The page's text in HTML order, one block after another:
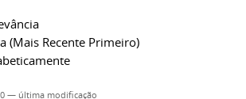
(mais Recente Primeiro)
— última modificação